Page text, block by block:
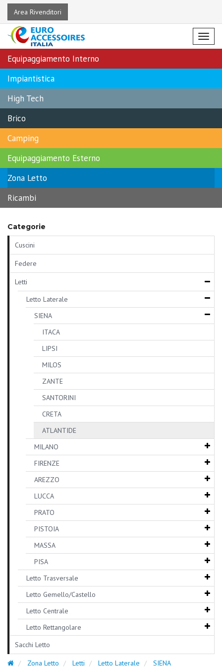
Area Rivenditori
Menu
Equipaggiamento Interno
Impiantistica
High Tech
Brico
Camping
Equipaggiamento Esterno
Zona Letto
Ricambi
Categorie
Cuscini
Federe
Letti
Letto Laterale
SIENA
ITACA
LIPSI
MILOS
ZANTE
SANTORINI
CRETA
ATLANTIDE
MILANO
FIRENZE
AREZZO
LUCCA
PRATO
PISTOIA
MASSA
PISA
Letto Trasversale
Letto Gemello/Castello
Letto Centrale
Letto Rettangolare
Sacchi Letto
Zona Letto Letti Letto Laterale
SIENA